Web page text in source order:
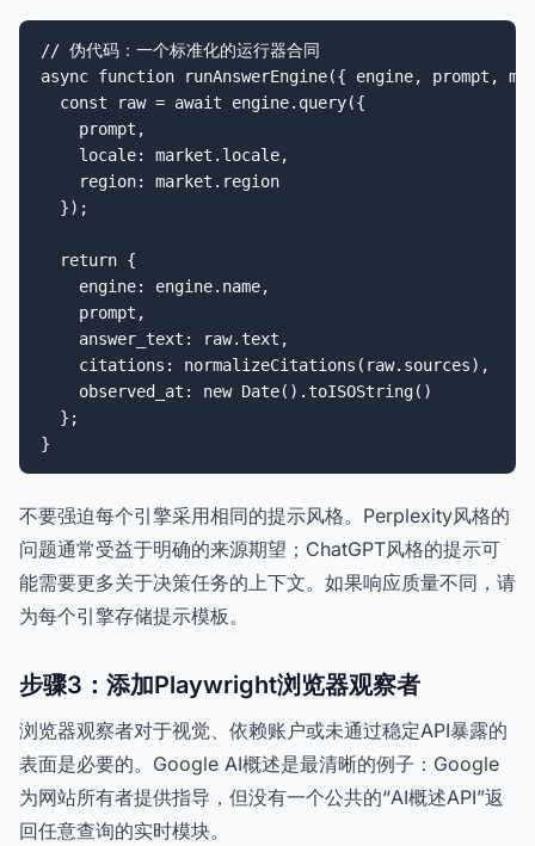
// 伪代码：一个标准化的运行器合同
async function runAnswerEngine({ engine, prompt,
  const raw = await engine.query({
    prompt,
    locale: market.locale,
    region: market.region
  });
  return {
    engine: engine.name,
    prompt,
    answer_text: raw.text,
    citations: normalizeCitations(raw.sources),
    observed_at: new Date().toISOString()
  };
}
不要强迫每个引擎采用相同的提示风格。Perplexity风格的
问题通常受益于明确的来源期望；ChatGPT风格的提示可
能需要更多关于决策任务的上下文。如果响应质量不同，请
为每个引擎存储提示模板。
步骤3：添加Playwright浏览器观察者
浏览器观察者对于视觉、依赖账户或未通过稳定API暴露的
表面是必要的。Google AI概述是最清晰的例子：Google
为网站所有者提供指导，但没有一个公共的“AI概述API”返
回任意查询的实时模块。